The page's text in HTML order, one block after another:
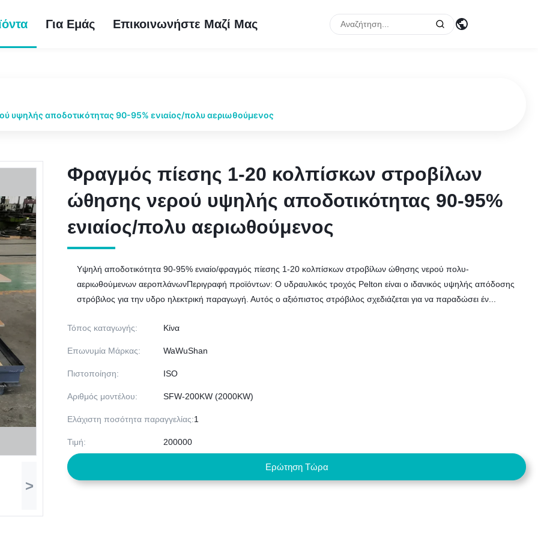
Για Εμάς Επικοινωνήστε Μαζί Μας
υψηλής αποδοτικότητας 90-95% ενιαίος/πολυ αεριωθούμενος
>
Φραγμός πίεσης 1-20 κολπίσκων στροβίλων
ώθησης νερού υψηλής αποδοτικότητας 90-95%
ενιαίος/πολυ αεριωθούμενος
Φραγμός πίεσης 1-20 κολπίσκων στροβίλων
ώθησης νερού υψηλής αποδοτικότητας 90-95%
ενιαίος/πολυ αεριωθούμενος
Υψηλή αποδοτικότητα 90-95% ενιαίο/φραγμός πίεσης 1-20 κολπίσκων στροβίλων ώθησης νερού πολυ-
αεριωθούμενων αεροπλάνωνΠεριγραφή προϊόντων: Ο υδραυλικός τροχός Pelton είναι ο ιδανικός υψηλής απόδοσης
στρόβιλος για την υδρο ηλεκτρική παραγωγή. Αυτός ο αξιόπιστος στρόβιλος σχεδιάζεται για να παραδώσει έν...
Τόπος καταγωγής: Κίνα
Επωνυμία Μάρκας: WaWuShan
Πιστοποίηση: ISO
Αριθμός μοντέλου: SFW-200KW (2000KW)
Ελάχιστη ποσότητα παραγγελίας:1
Τιμή: 200000
Ερώτηση Τώρα